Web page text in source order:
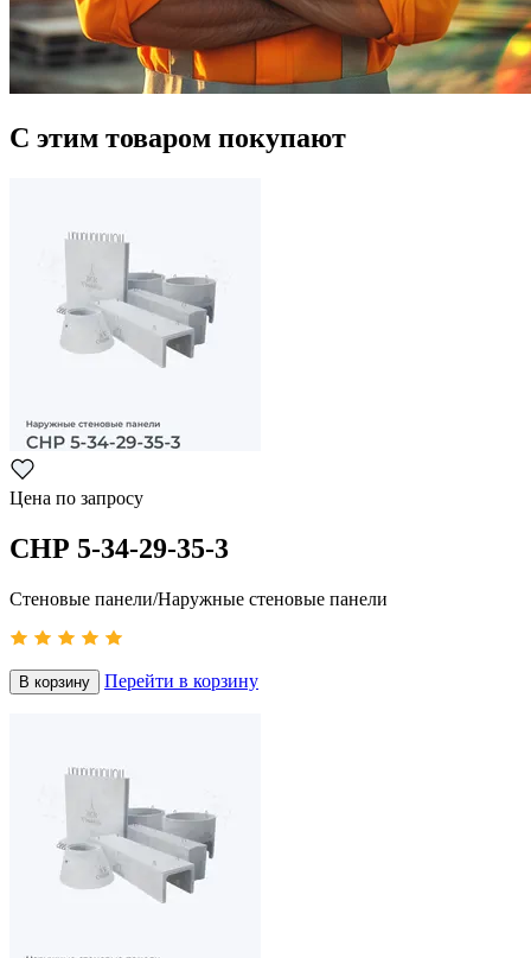
С этим товаром покупают
Цена по запросу
СНР 5-34-29-35-3
Стеновые панели/Наружные стеновые панели
В корзину Перейти в корзину